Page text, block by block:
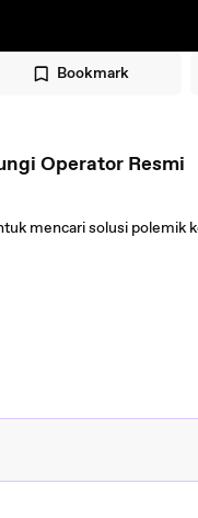
Bookmark
Operator Resmi
mencari solusi polemik